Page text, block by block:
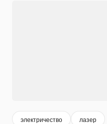
электричество лазер